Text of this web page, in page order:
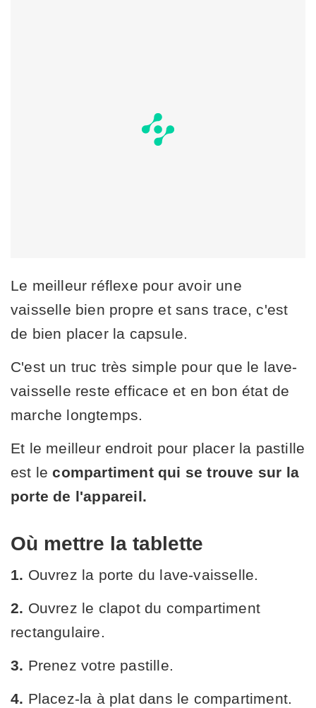
Le meilleur réflexe pour avoir une
vaisselle bien propre et sans trace, c'est
de bien placer la capsule.
C'est un truc très simple pour que le lave-
vaisselle reste efficace et en bon état de
marche longtemps.
Et le meilleur endroit pour placer la pastille
est lecompartiment qui se trouve sur la
porte de l'appareil.
Où mettre la tablette
1. Ouvrez la porte du lave-vaisselle.
2. Ouvrez le clapot du compartiment
rectangulaire.
3. Prenez votre pastille.
4. Placez-la à plat dans le compartiment.